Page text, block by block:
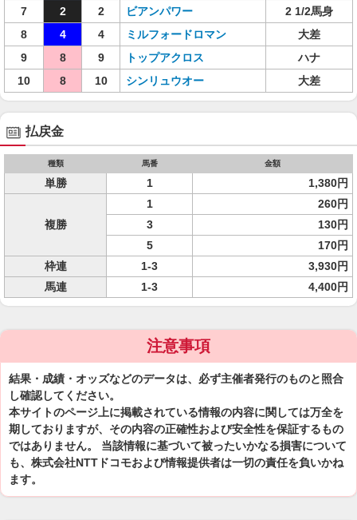
7
2 2 ビアンパワー
2 1/2馬身
8
4 4 ミルフォードロマン
大差
9
8 9 トップアクロス
ハナ
10
8 10 シンリュウオー 大差
払戻金
種類 馬番 金額
単勝 1 1,380円
複勝
1
260円
3
130円
5
170円
枠連
1-3
3,930円
馬連
1-3 4,400円
注意事項
結果・成績・オッズなどのデータは、必ず主催者発行のものと照合
し確認してください。
本サイトのページ上に掲載されている情報の内容に関しては万全を
期しておりますが、その内容の正確性および安全性を保証するもの
ではありません。 当該情報に基づいて被ったいかなる損害について
も、株式会社NTTドコモおよび情報提供者は一切の責任を負いかね
ます。